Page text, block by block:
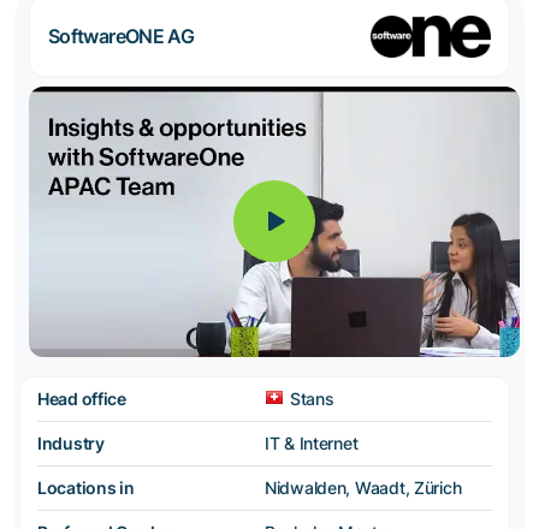
SoftwareONE AG
Head office Stans
Industry IT & Internet
Locations in Nidwalden, Waadt, Zürich